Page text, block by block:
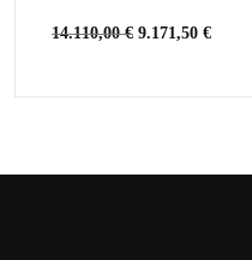
14.110,00€ 9.171,50 €